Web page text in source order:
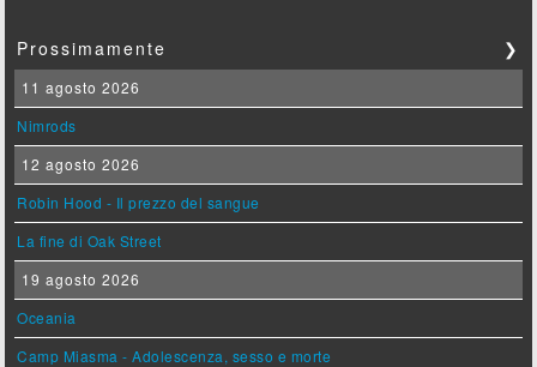
Prossimamente ❯
11 agosto 2026
Nimrods
12 agosto 2026
Robin Hood - Il prezzo del sangue
La fine di Oak Street
19 agosto 2026
Oceania
Camp Miasma - Adolescenza, sesso e morte